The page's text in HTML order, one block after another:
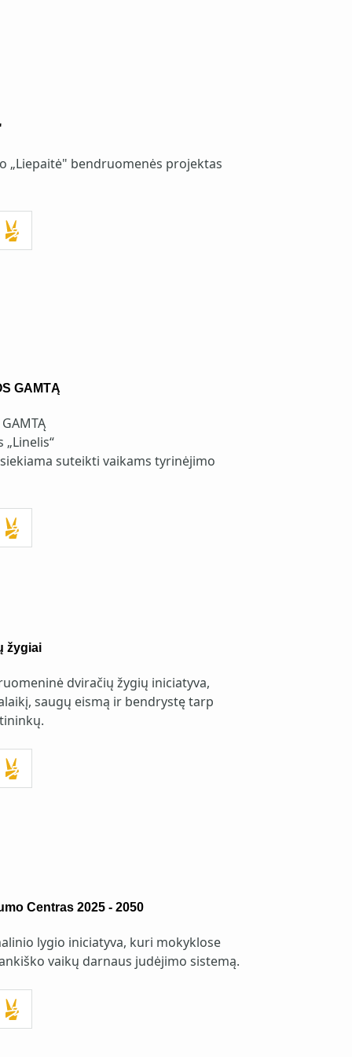
„Liepaitė" bendruomenės projektas
GAMTĄ
suteikti vaikams tyrinėjimo
žygiai
dviračių žygių iniciatyva,
saugų eismą ir bendrystę tarp
Centras 2025 - 2050
lygio iniciatyva, kuri mokyklose
vaikų darnaus judėjimo sistemą.